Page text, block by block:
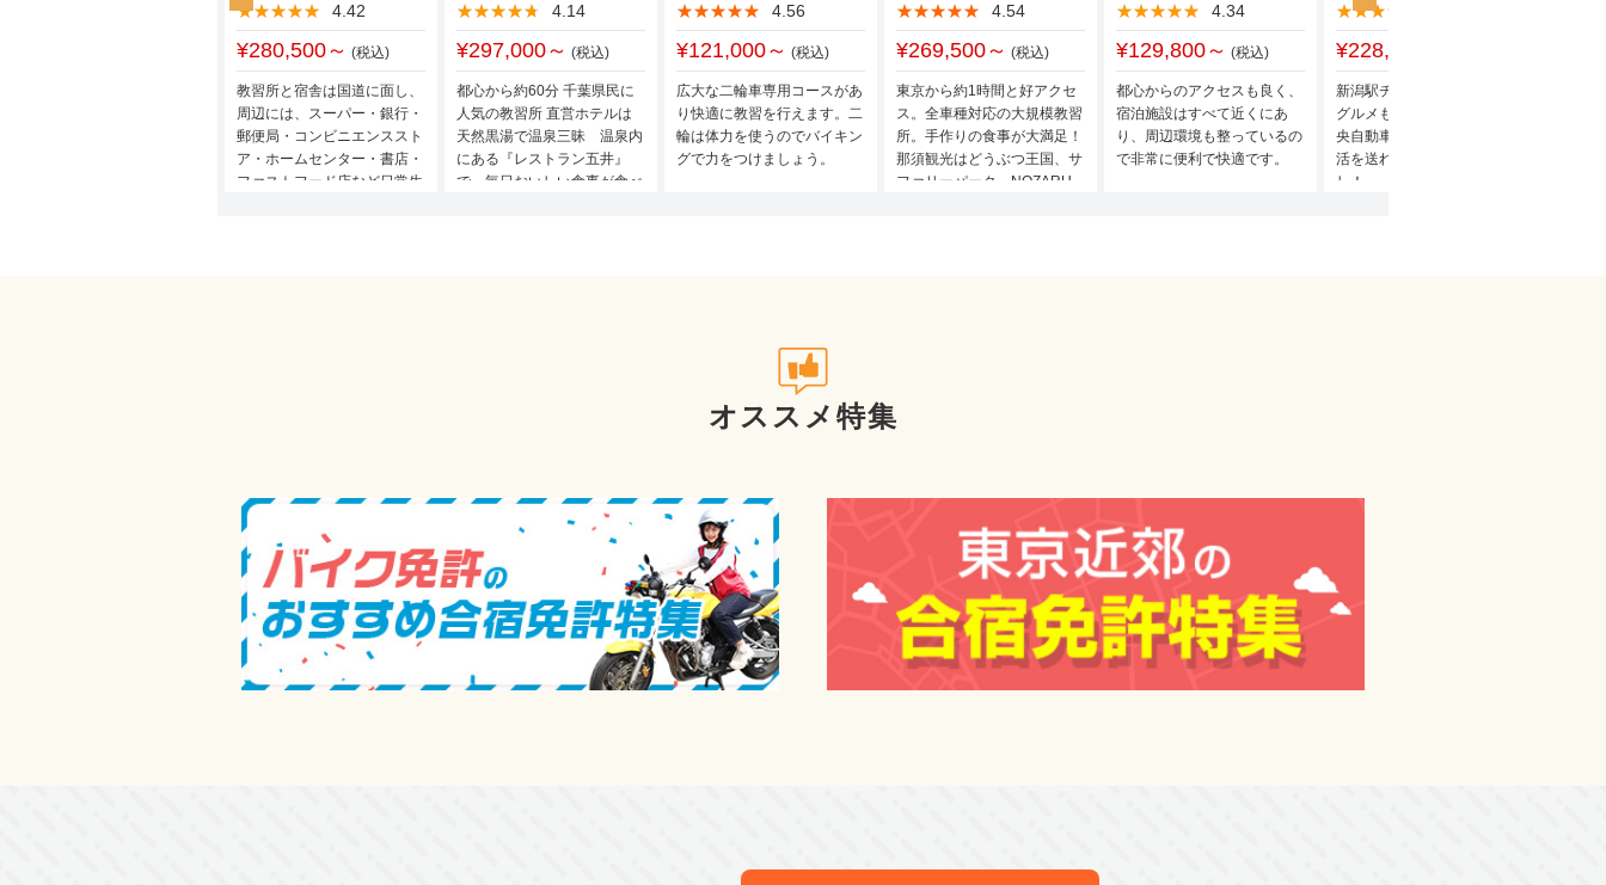
心から感謝しています。。
学科の講習の方は、ちゃんと聞いてたら試験に出るところも
しっかり説明してくれるので心配ないと思います。
午後から夜まで、勉強を教えてくれる指導員が２人います。
とても熱心に教えてくれるので一人で悩むよりは
小さいテストが何度かあるので
合格しないと授業が受けられなくなって日にちが伸びます。
なので、早めに相談すると近道なのでおすすめします。
ここの先生が本当に分かりやすく知識も深い上に誠実に寄り添って指導してもらえ
車の運転は怖いけどできるようになってくると楽しいですよ。今いる方も、これか
ら行かれる方も頑張ってくださいね！
路上教習では田んぼの道を走るのが景色がよく、とても気持ちいいですよ！(ただ
し、速度超過には注意してね🤣)
幸運を祈ります。
★★★★★
★★★★★ 4.42
¥280,500～ (税込)
教習所と宿舎は国道に面し、
周辺には、スーパー・銀行・
郵便局・コンビニエンススト
ア・ホームセンター・書店・
ファストフード店など日常生
★★★★★
★★★★★ 4.14
¥297,000～ (税込)
都心から約60分 千葉県民に
人気の教習所 直営ホテルは
天然黒湯で温泉三昧 温泉内
にある『レストラン五井』
で、毎日おいしい食事が食べ
★★★★★
★★★★★ 4.56
¥121,000～ (税込)
広大な二輪車専用コースがあ
り快適に教習を行えます。二
輪は体力を使うのでバイキン
グで力をつけましょう。
★★★★★
★★★★★ 4.54
¥269,500～ (税込)
東京から約1時間と好アクセ
ス。全車種対応の大規模教習
所。手作りの食事が大満足！
那須観光はどうぶつ王国、サ
ファリーパーク、NOZARU
★★★★★
★★★★★ 4.34
¥129,800～ (税込)
都心からのアクセスも良く、
宿泊施設はすべて近くにあ
り、周辺環境も整っているの
で非常に便利で快適です。
★★★★★
★★★★★
¥228,800～
新潟駅チカの都市型教習所！
グルメも観光も充実の新潟中
央自動車学校。楽しい合宿生
活を送れること、間違いな
し！
オススメ特集